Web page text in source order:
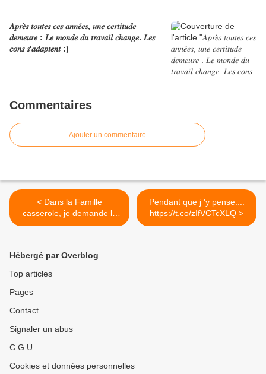
𝐴𝑝𝑟𝑒̀𝑠 𝑡𝑜𝑢𝑡𝑒𝑠 𝑐𝑒𝑠 𝑎𝑛𝑛𝑒́𝑒𝑠, 𝑢𝑛𝑒 𝑐𝑒𝑟𝑡𝑖𝑡𝑢𝑑𝑒
𝑑𝑒𝑚𝑒𝑢𝑟𝑒 : 𝐿𝑒 𝑚𝑜𝑛𝑑𝑒 𝑑𝑢 𝑡𝑟𝑎𝑣𝑎𝑖𝑙 𝑐ℎ𝑎𝑛𝑔𝑒. 𝐿𝑒𝑠
𝑐𝑜𝑛𝑠 𝑠'𝑎𝑑𝑎𝑝𝑡𝑒𝑛𝑡 :)
Commentaires
Ajouter un commentaire
< Dans la Famille
casserole, je demande la
Marmite...
Pendant que j 'y pense....
https://t.co/zIfVCTcXLQ >
Hébergé par Overblog
Top articles
Pages
Contact
Signaler un abus
C.G.U.
Cookies et données personnelles